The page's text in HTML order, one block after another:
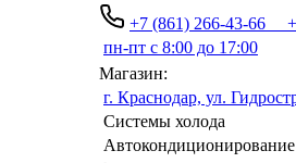
+7 (861) 266-43-66
пн-пт с 8:00 до 17:00
Магазин:
г. Краснодар, ул.
Системы холода
Автокондиционирование